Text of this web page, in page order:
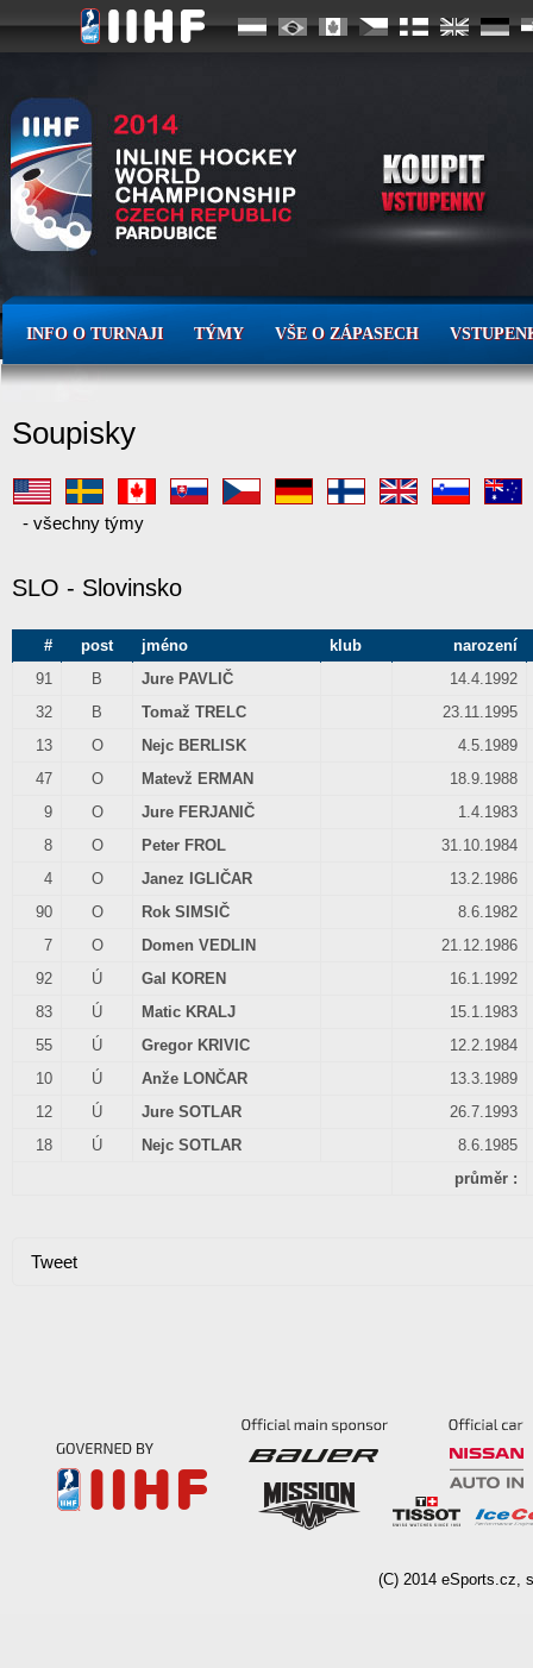
INFO O TURNAJI TÝMY VŠE O ZÁPASECH
Soupisky
- všechny týmy
SLO - Slovinsko
# post jméno klub
narození
91
B Jure PAVLIČ
14.4.1992
32
B Tomaž TRELC
23.11.1995
13
O Nejc BERLISK
4.5.1989
47
O Matevž ERMAN
18.9.1988
9
O Jure FERJANIČ
1.4.1983
8
O Peter FROL
31.10.1984
4
O Janez IGLIČAR
13.2.1986
90
O Rok SIMSIČ
8.6.1982
7
O Domen VEDLIN
21.12.1986
92
Ú Gal KOREN
16.1.1992
83
Ú Matic KRALJ
15.1.1983
55
Ú Gregor KRIVIC
12.2.1984
10
Ú Anže LONČAR
13.3.1989
12
Ú Jure SOTLAR
26.7.1993
18
Ú Nejc SOTLAR
8.6.1985
průměr :
Tweet
(C) 2014 eSports.cz,